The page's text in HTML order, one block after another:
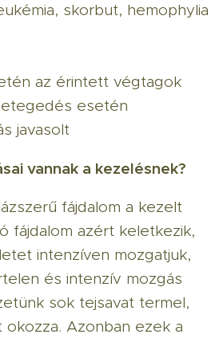
skorbut, hemophylia
az érintett végtagok
esetén
javasolt
vannak a kezelésnek?
fájdalom a kezelt
fájdalom azért keletkezik,
intenzíven mozgatjuk,
és intenzív mozgás
sok tejsavat termel,
okozza. Azonban ezek a